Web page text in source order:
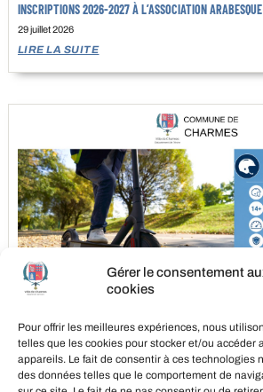
Gérer le consentement
cookies
Pour offrir les meilleures expériences, nous
telles que les cookies pour stocker et/ou accéder
appareils. Le fait de consentir à ces technologies
des données telles que le comportement de
INSCRIPTIONS 2026-2027 À L’ASSOCIATION ARABESQUE
29 juillet 2026
LIRE LA SUITE
CASQUE OBLIGATOIRE EN TROTTINETTE DANS L’AISNE
27 juillet 2026
LIRE LA SUITE